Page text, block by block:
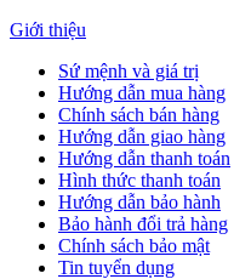
Giới thiệu
Sứ mệnh và giá trị
Hướng dẫn mua hàng
Chính sách bán hàng
Hướng dẫn giao hàng
Hướng dẫn thanh toán
Hình thức thanh toán
Hướng dẫn bảo hành
Bảo hành đổi trả hàng
Chính sách bảo mật
Tin tuyển dụng